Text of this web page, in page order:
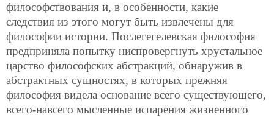
философствования и, в особенности, какие
следствия из этого могут быть извлечены для
философии истории. Послегегелевская философия
предприняла попытку ниспровергнуть хрустальное
царство философских абстракций, обнаружив в
абстрактных сущностях, в которых прежняя
философия видела основание всего существующего,
всего-навсего мысленные испарения жизненного